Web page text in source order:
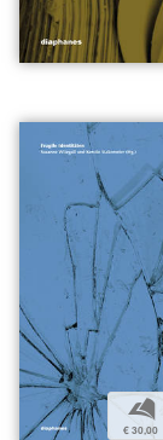
b
€ 30,00